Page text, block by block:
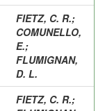
FIETZ, C. R.;
COMUNELLO,
E.;
FLUMIGNAN,
D. L.
FIETZ, C. R.;